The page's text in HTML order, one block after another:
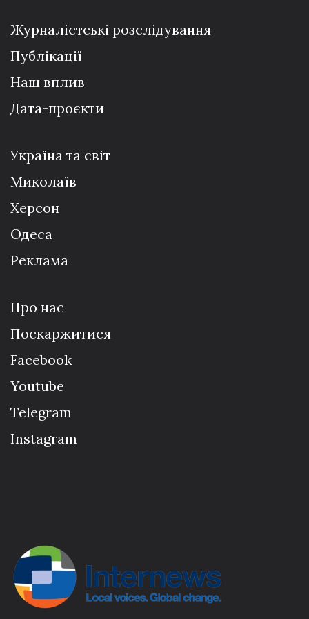
Журналістські розслідування
Публікації
Наш вплив
Дата-проєкти
Україна та світ
Миколаїв
Херсон
Одеса
Реклама
Про нас
Поскаржитися
Facebook
Youtube
Telegram
Instagram